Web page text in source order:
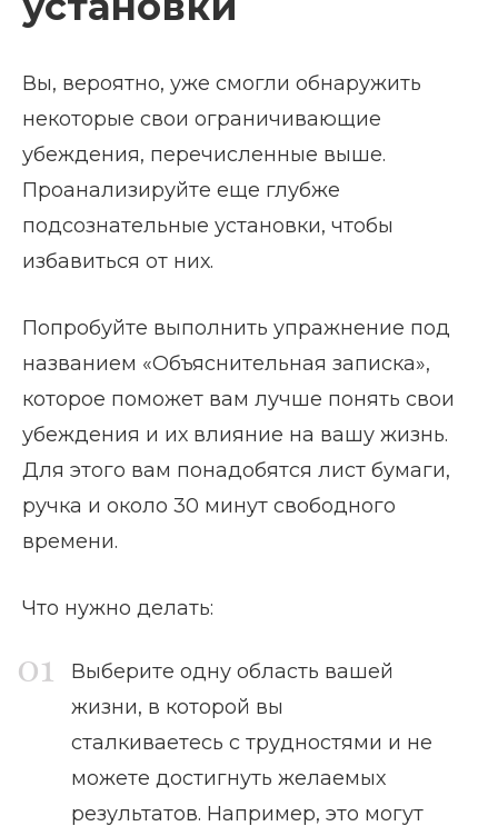
Вы, вероятно, уже смогли обнаружить
некоторые свои ограничивающие
убеждения, перечисленные выше.
Проанализируйте еще глубже
подсознательные установки, чтобы
избавиться от них.
Попробуйте выполнить упражнение под
названием «Объяснительная записка»,
которое поможет вам лучше понять свои
убеждения и их влияние на вашу жизнь.
Для этого вам понадобятся лист бумаги,
ручка и около 30 минут свободного
времени.
Что нужно делать:
Выберите одну область вашей
жизни, в которой вы
сталкиваетесь с трудностями и не
можете достигнуть желаемых
результатов. Например, это могут